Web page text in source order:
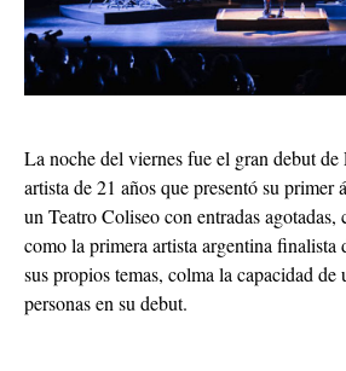
La noche del viernes fue el gran debut
artista de 21 años que presentó su
un Teatro Coliseo con entradas agotadas,
como la primera artista argentina finalista
sus propios temas, colma la capacidad de
personas en su debut.